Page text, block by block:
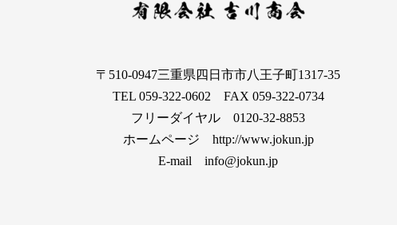
〒510-0947三重県四日市市八王子町1317-35
TEL 059-322-0602 FAX 059-322-0734
フリーダイヤル 0120-32-8853
ホームページ http://www.jokun.jp
E-mail info@jokun.jp